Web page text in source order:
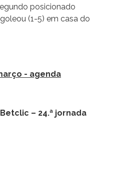
posicionado
(1-5) em casa do
- agenda
– 24.ª jornada